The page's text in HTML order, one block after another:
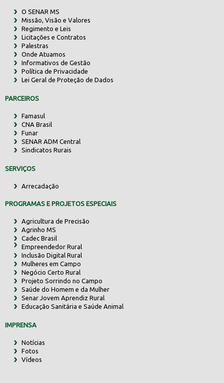
O SENAR MS
Missão, Visão e Valores
Regimento e Leis
Licitações e Contratos
Palestras
Onde Atuamos
Informativos de Gestão
Política de Privacidade
Lei Geral de Proteção de Dados
PARCEIROS
Famasul
CNA Brasil
Funar
SENAR ADM Central
Sindicatos Rurais
SERVIÇOS
Arrecadação
PROGRAMAS E PROJETOS ESPECIAIS
Agricultura de Precisão
Agrinho MS
Cadec Brasil
Empreendedor Rural
Inclusão Digital Rural
Mulheres em Campo
Negócio Certo Rural
Projeto Sorrindo no Campo
Saúde do Homem e da Mulher
Senar Jovem Aprendiz Rural
Educação Sanitária e Saúde Animal
IMPRENSA
Notícias
Fotos
Vídeos